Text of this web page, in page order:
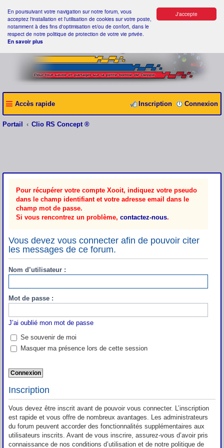
J'accepte
En poursuivant votre navigation sur notre forum, vous
acceptez l'installation et l'utilisation de cookies sur votre poste,
notamment à des fins d'optimisation et/ou de confort, dans le
respect de notre politique de protection de votre vie privée.
En savoir plus
Accès rapide Connexion
Inscription
Portail Clio RS Concept ®
Pour récupérer votre compte Xooit, indiquez votre pseudo
dans le champ identifiant et votre adresse email dans le
champ mot de passe.
Si vous rencontrez un problème, contactez-nous.
Vous devez vous connecter afin de pouvoir citer
les messages de ce forum.
Nom d’utilisateur :
Mot de passe :
J’ai oublié mon mot de passe
Se souvenir de moi
Masquer ma présence lors de cette session
Inscription
Vous devez être inscrit avant de pouvoir vous connecter. L’inscription
est rapide et vous offre de nombreux avantages. Les administrateurs
du forum peuvent accorder des fonctionnalités supplémentaires aux
utilisateurs inscrits. Avant de vous inscrire, assurez-vous d’avoir pris
connaissance de nos conditions d’utilisation et de notre politique de